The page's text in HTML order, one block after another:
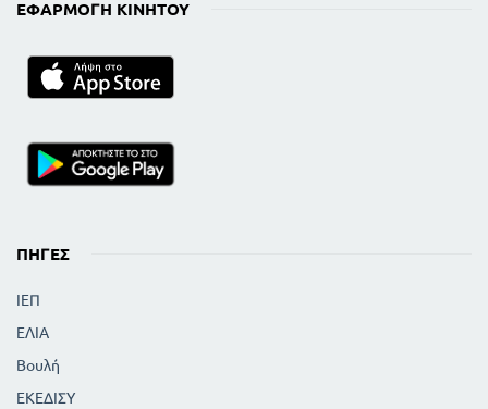
ΕΦΑΡΜΟΓΉ ΚΙΝΗΤΟΎ
ΠΗΓΈΣ
ΙΕΠ
ΕΛΙΑ
Βουλή
ΕΚΕΔΙΣΥ